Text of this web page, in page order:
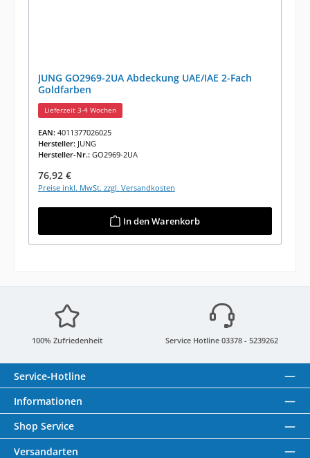
JUNG GO2969-2UA Abdeckung UAE/IAE 2-Fach
Goldfarben
Lieferzeit 3-4 Wochen
EAN: 4011377026025
Hersteller: JUNG
Hersteller-Nr.: GO2969-2UA
Regulärer Preis:
76,92 €
Preise inkl. MwSt. zzgl. Versandkosten
In den Warenkorb
100% Zufriedenheit Service Hotline 03378 - 5239262
Service-Hotline
Informationen
Shop Service
Versandarten